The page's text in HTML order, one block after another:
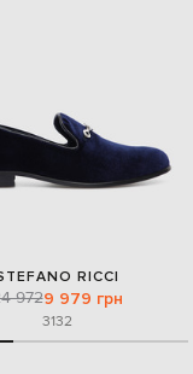
RICCI
9729 979 грн
3132